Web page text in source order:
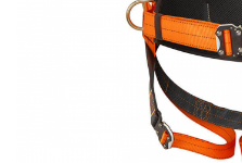
JACHETE DE LUCRU
PANTALONI DE LUCRU
INDUSTRIA ALIMENTARA